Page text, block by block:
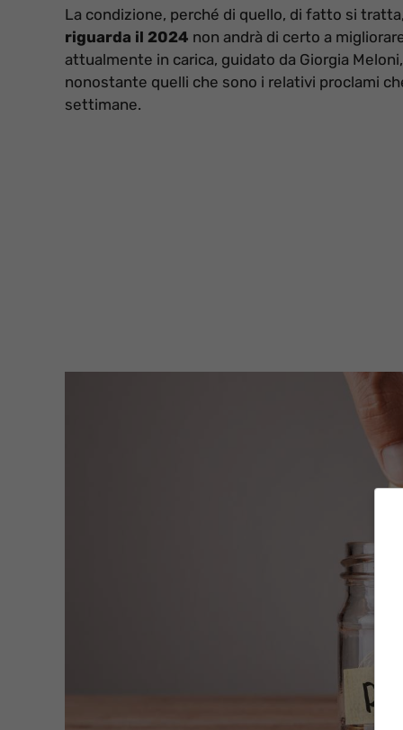
La condizione, perché di quello, di fatto si
riguarda il 2024 non andrà di certo a
attualmente in carica, guidato da Giorgia
nonostante quelli che sono i relativi proclami
settimane.